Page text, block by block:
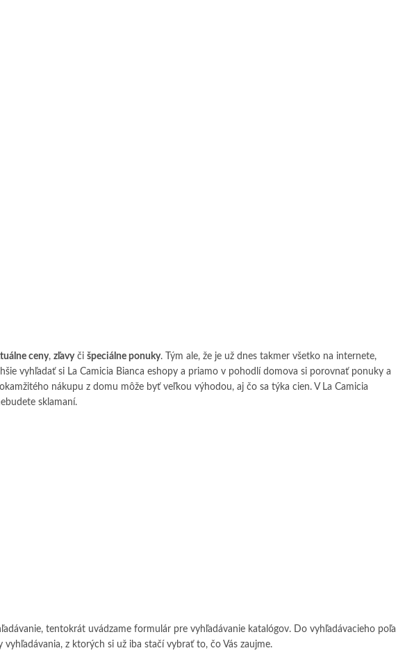
ceny, zľavyči špeciálne ponuky. Tým ale, že je už dnes takmer všetko na internete,
vyhľadať si La Camicia Bianca eshopy a priamo v pohodlí domova si porovnať ponuky a
nákupu z domu môže byť veľkou výhodou, aj čo sa týka cien. V La Camicia
sklamaní.
tentokrát uvádzame formulár pre vyhľadávanie katalógov. Do vyhľadávacieho poľa
vyhľadávania, z ktorých si už iba stačí vybrať to, čo Vás zaujme.